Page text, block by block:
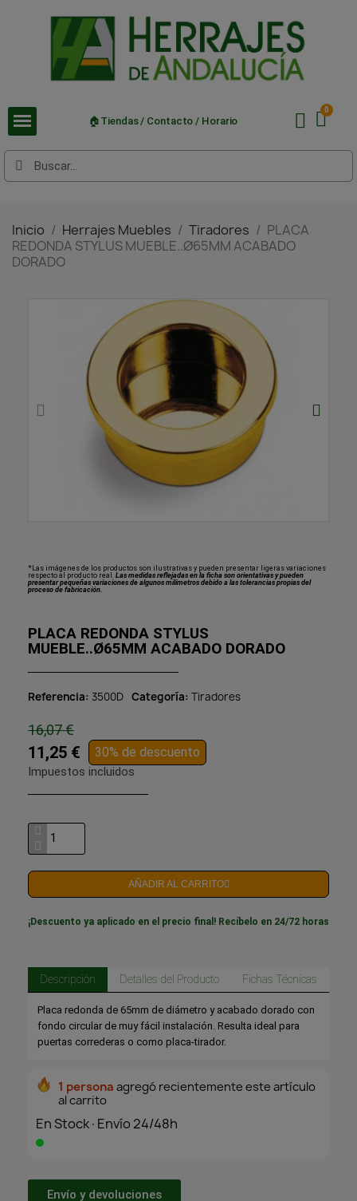
🏠Tiendas / Contacto / Horario
Inicio Herrajes Muebles Tiradores
PLACA
REDONDA STYLUS MUEBLE..Ø65MM ACABADO
DORADO
*Las imágenes de los productos son ilustrativas y pueden presentar ligeras variaciones
respecto al producto real. Las medidas reflejadas en la ficha son orientativas y pueden
presentar pequeñas variaciones de algunos milímetros debido a las tolerancias propias del
proceso de fabricación.
PLACA REDONDA STYLUS
MUEBLE..Ø65MM ACABADO DORADO
Referencia 3500D Categoría Tiradores
16,07 €
11,25 € 30% de descuento
Impuestos incluidos
AÑADIR AL CARRITO
¡Descuento ya aplicado en el precio final! Recíbelo en 24/72 horas
Descripción Detalles del Producto Fichas Técnicas
Placa redonda de 65mm de diámetro y acabado dorado con
fondo circular de muy fácil instalación. Resulta ideal para
puertas correderas o como placa-tirador.
1 persona agregó recientemente este artículo
al carrito
En Stock·Envío 24/48h
Envío y devoluciones